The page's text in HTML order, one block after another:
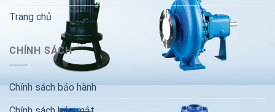
Trang chủ
CHÍNH SÁCH
Chính sách bảo hành